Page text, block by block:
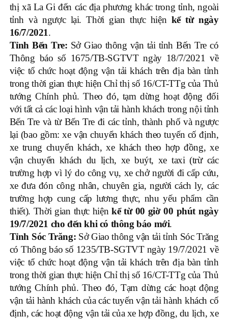
thị xã La Gi đến các địa phương khác trong tỉnh, ngoài
tỉnh và ngược lại. Thời gian thực hiện kể từ ngày
16/7/2021.
Tỉnh Bến Tre: Sở Giao thông vận tải tỉnh Bến Tre có
Thông báo số 1675/TB-SGTVT ngày 18/7/2021 về
việc tổ chức hoạt động vận tải khách trên địa bàn tỉnh
trong thời gian thực hiện Chỉ thị số 16/CT-TTg của Thủ
tướng Chính phủ. Theo đó, tạm dừng hoạt động đối
với tất cả các loại hình vận tải hành khách trong nội tỉnh
Bến Tre và từ Bến Tre đi các tỉnh, thành phố và ngược
lại (bao gồm: xe vận chuyển khách theo tuyến cố định,
xe trung chuyển khách, xe khách theo hợp đồng, xe
vận chuyển khách du lịch, xe buýt, xe taxi (trừ các
trường hợp vì lý do công vụ, xe chở người đi cấp cứu,
xe đưa đón công nhân, chuyên gia, người cách ly, các
trường hợp cung cấp lương thực, nhu yếu phẩm cần
thiết). Thời gian thực hiệnkể từ 00 giờ 00 phút ngày
19/7/2021 cho đến khi có thông báo mới.
Tỉnh Sóc Trăng: Sở Giao thông vận tải tỉnh Sóc Trăng
có Thông báo số 1235/TB-SGTVT ngày 19/7/2021 về
việc tổ chức hoạt động vận tải khách trên địa bàn tỉnh
trong thời gian thực hiện Chỉ thị số 16/CT-TTg của Thủ
tướng Chính phủ. Theo đó, Tạm dừng các hoạt động
vận tải hành khách của các tuyến vận tải hành khách cố
định, các hoạt động vận tải của xe hợp đồng, du lịch, xe